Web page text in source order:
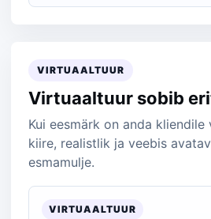
VIRTUAALTUUR
Virtuaaltuur sobib
Kui eesmärk on anda
kiire, realistlik ja veebis
esmamulje.
VIRTUAALTUUR